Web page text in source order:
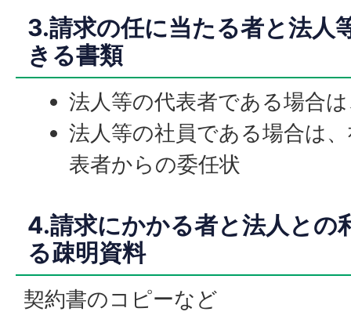
3.請求の任に当たる者と法人
きる書類
法人等の代表者である場合
法人等の社員である場合は
表者からの委任状
4.請求にかかる者と法人との
る疎明資料
契約書のコピーなど